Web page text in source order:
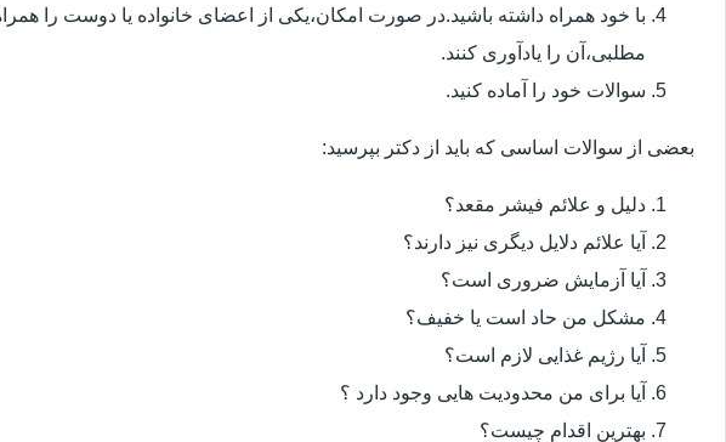
با خود همراه داشته باشید.در صورت امکان،یکی از اعضای خانواده یا دوست را
مطلبی،آن را یادآوری کنند.
سوالات خود را آماده کنید.
بعضی از سوالات اساسی که باید از دکتر بپرسید:
دلیل و علائم فیشر مقعد؟
آیا علائم دلایل دیگری نیز دارند؟
آیا آزمایش ضروری است؟
مشکل من حاد است یا خفیف؟
آیا رژیم غذایی لازم است؟
آیا برای من محدودیت هایی وجود دارد ؟
بهترین اقدام چیست؟